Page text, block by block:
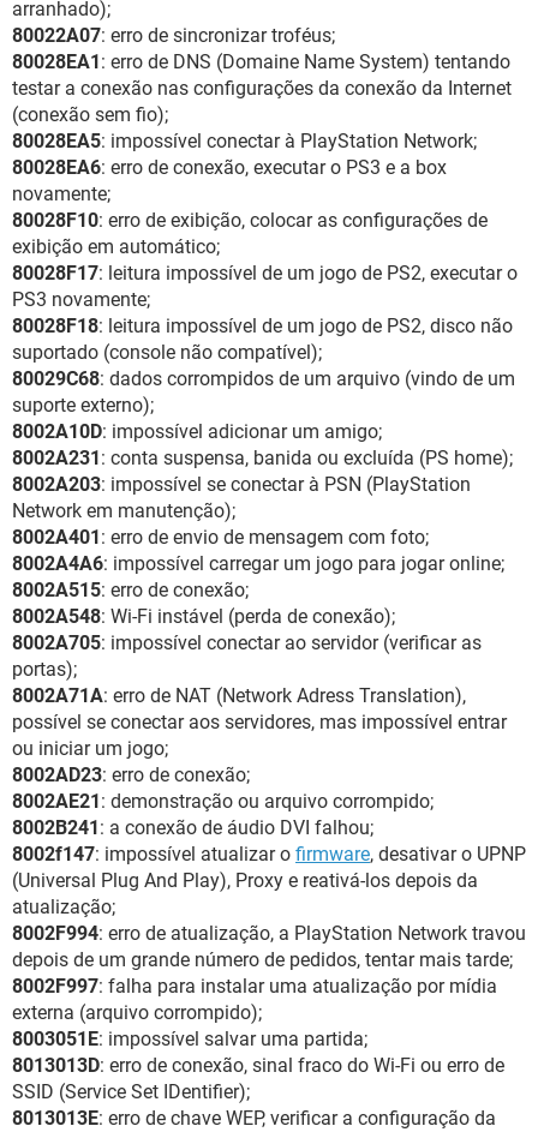
arranhado);
80022A07: erro de sincronizar troféus;
80028EA1: erro de DNS (Domaine Name System) tentando
testar a conexão nas configurações da conexão da Internet
(conexão sem fio);
80028EA5: impossível conectar à PlayStation Network;
80028EA6: erro de conexão, executar o PS3 e a box
novamente;
80028F10: erro de exibição, colocar as configurações de
exibição em automático;
80028F17: leitura impossível de um jogo de PS2, executar o
PS3 novamente;
80028F18: leitura impossível de um jogo de PS2, disco não
suportado (console não compatível);
80029C68: dados corrompidos de um arquivo (vindo de um
suporte externo);
8002A10D: impossível adicionar um amigo;
8002A231: conta suspensa, banida ou excluída (PS home);
8002A203: impossível se conectar à PSN (PlayStation
Network em manutenção);
8002A401: erro de envio de mensagem com foto;
8002A4A6: impossível carregar um jogo para jogar online;
8002A515: erro de conexão;
8002A548: Wi-Fi instável (perda de conexão);
8002A705: impossível conectar ao servidor (verificar as
portas);
8002A71A: erro de NAT (Network Adress Translation),
possível se conectar aos servidores, mas impossível entrar
ou iniciar um jogo;
8002AD23: erro de conexão;
8002AE21: demonstração ou arquivo corrompido;
8002B241: a conexão de áudio DVI falhou;
8002f147: impossível atualizar o firmware, desativar o UPNP
(Universal Plug And Play), Proxy e reativá-los depois da
atualização;
8002F994: erro de atualização, a PlayStation Network travou
depois de um grande número de pedidos, tentar mais tarde;
8002F997: falha para instalar uma atualização por mídia
externa (arquivo corrompido);
8003051E: impossível salvar uma partida;
8013013D: erro de conexão, sinal fraco do Wi-Fi ou erro de
SSID (Service Set IDentifier);
8013013E: erro de chave WEP, verificar a configuração da